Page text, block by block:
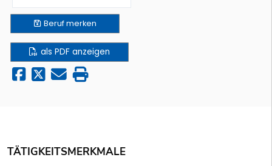
Berufmerken
als PDF anzeigen
TÄTIGKEITSMERKMALE